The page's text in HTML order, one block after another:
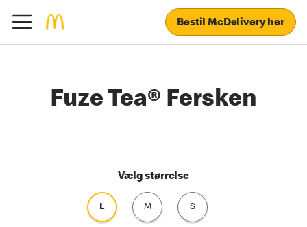
Bestil McDelivery her
Fuze Tea® Fersken
Vælg størrelse
L M S